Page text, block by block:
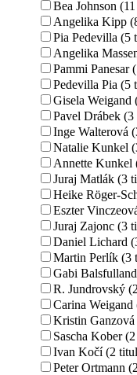
Bea Johnson
Angelika Kipp
Pia Pedevilla (5
Angelika
Pammi Panesar
Pedevilla Pia (5
Gisela Weigand
Pavel Drábek
Inge Walterová
Natalie Kunkel
Annette Kunkel
Juraj Matlák (3
Heike Röger-
Eszter
Juraj Zajonc (3
Daniel Lichard
Martin Perlík (3
Gabi
R. Jundrovský
Carina
Kristin
Sascha Kober
Ivan Kočí (2
Peter Ortmann